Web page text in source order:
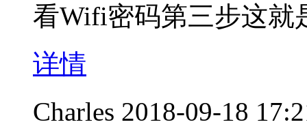
看Wifi密码第三步这就
详情
Charles 2018-09-18